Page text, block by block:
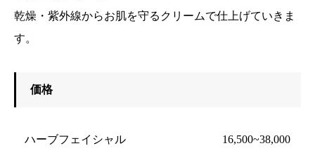
乾燥・紫外線からお肌を守るクリームで仕上げていきま
す。
価格
ハーブフェイシャル 16,500~38,000